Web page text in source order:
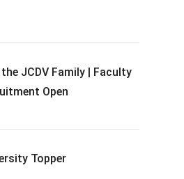
JCDV Family | Faculty
Open
Topper